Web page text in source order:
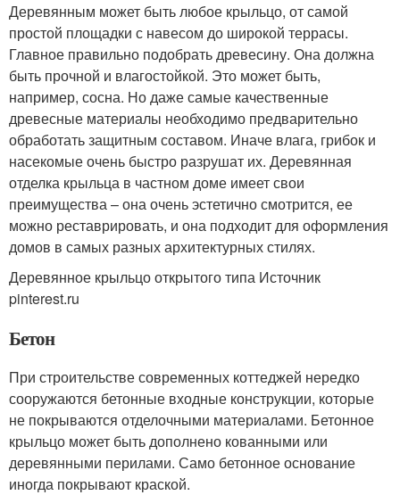
Деревянным может быть любое крыльцо, от самой
простой площадки с навесом до широкой террасы.
Главное правильно подобрать древесину. Она должна
быть прочной и влагостойкой. Это может быть,
например, сосна. Но даже самые качественные
древесные материалы необходимо предварительно
обработать защитным составом. Иначе влага, грибок и
насекомые очень быстро разрушат их. Деревянная
отделка крыльца в частном доме имеет свои
преимущества – она очень эстетично смотрится, ее
можно реставрировать, и она подходит для оформления
домов в самых разных архитектурных стилях.
Деревянное крыльцо открытого типа Источник
pinterest.ru
Бетон
При строительстве современных коттеджей нередко
сооружаются бетонные входные конструкции, которые
не покрываются отделочными материалами. Бетонное
крыльцо может быть дополнено кованными или
деревянными перилами. Само бетонное основание
иногда покрывают краской.